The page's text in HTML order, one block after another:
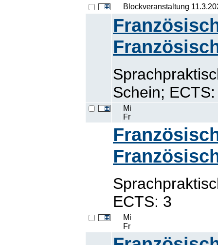
Blockveranstaltung
Schein;
Mi
Fr
ECTS: 3
Mi
Fr